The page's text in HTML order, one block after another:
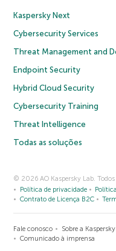
Kaspersky Next
Cybersecurity Services
Threat Management and
Endpoint Security
Hybrid Cloud Security
Cybersecurity Training
Threat Intelligence
Todas as soluções
© 2026 AO Kaspersky Lab. Todos
Política de privacidade
Contrato de Licença B2C
Fale conosco Sobre a Kaspersky
Comunicado à imprensa